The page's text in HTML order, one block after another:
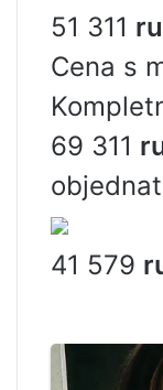
51 311
Cena s
69 311
41 579